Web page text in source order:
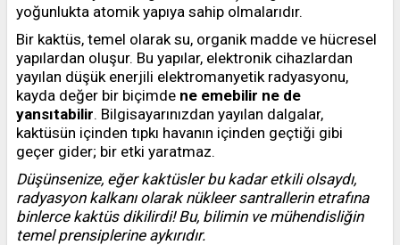
yoğunlukta atomik yapıya sahip olmalarıdır.
Bir kaktüs, temel olarak su, organik madde ve hücresel
yapılardan oluşur. Bu yapılar, elektronik cihazlardan
yayılan düşük enerjili elektromanyetik radyasyonu,
kayda değer bir biçimde ne emebilir ne de
yansıtabilir. Bilgisayarınızdan yayılan dalgalar,
kaktüsün içinden tıpkı havanın içinden geçtiği gibi
geçer gider; bir etki yaratmaz.
Düşünsenize, eğer kaktüsler bu kadar etkili olsaydı,
radyasyon kalkanı olarak nükleer santrallerin etrafına
binlerce kaktüs dikilirdi! Bu, bilimin ve mühendisliğin
temel prensiplerine aykırıdır.